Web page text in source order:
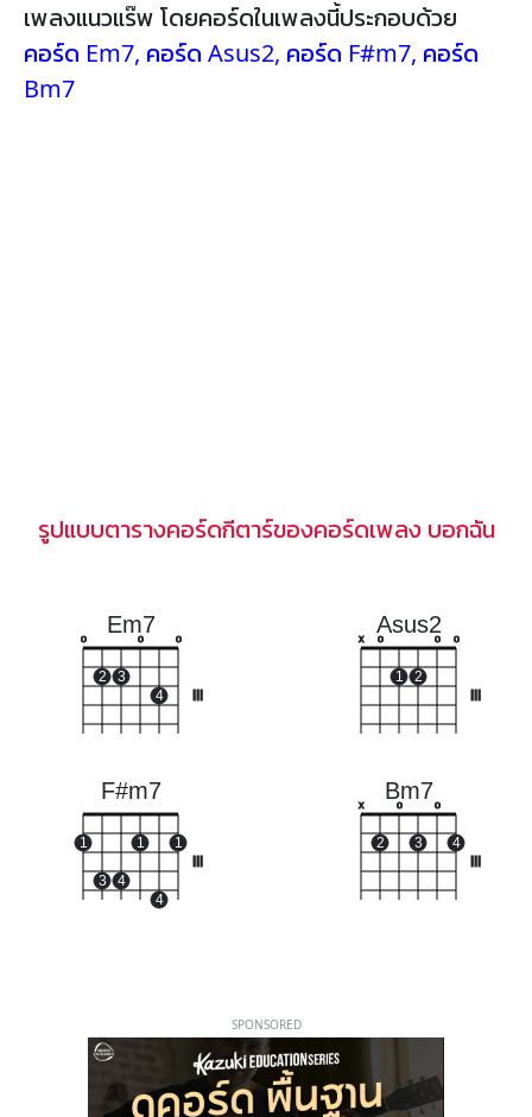
เพลงแนวแร๊พ โดยคอร์ดในเพลงนี้ประกอบด้วย
คอร์ด Em7, คอร์ด Asus2, คอร์ด F#m7, คอร์ด
Bm7
รูปแบบตารางคอร์ดกีตาร์ของคอร์ดเพลง บอกฉัน
Em7
o
2 3
o
4
o
Asus2
x o
1 2
o o
F#m7
1
3 4
1
4
1
Bm7
x
2
o
3
o
4
SPONSORED